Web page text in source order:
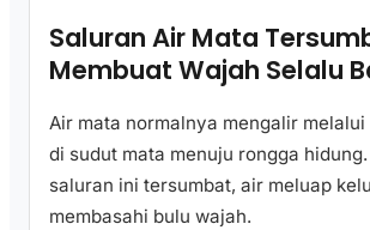
Saluran Air Mata
Membuat Wajah Selalu
Air mata normalnya mengalir
di sudut mata menuju rongga
saluran ini tersumbat, air meluap
membasahi bulu wajah.